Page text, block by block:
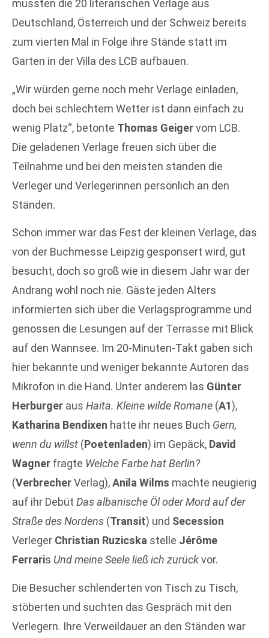
mussten die 20 literarischen Verlage aus
Deutschland, Österreich und der Schweiz bereits
zum vierten Mal in Folge ihre Stände statt im
Garten in der Villa des LCB aufbauen.
„Wir würden gerne noch mehr Verlage einladen,
doch bei schlechtem Wetter ist dann einfach zu
wenig Platz“, betonte Thomas Geigervom LCB.
Die geladenen Verlage freuen sich über die
Teilnahme und bei den meisten standen die
Verleger und Verlegerinnen persönlich an den
Ständen.
Schon immer war das Fest der kleinen Verlage, das
von der Buchmesse Leipzig gesponsert wird, gut
besucht, doch so groß wie in diesem Jahr war der
Andrang wohl noch nie. Gäste jeden Alters
informierten sich über die Verlagsprogramme und
genossen die Lesungen auf der Terrasse mit Blick
auf den Wannsee. Im 20-Minuten-Takt gaben sich
hier bekannte und weniger bekannte Autoren das
Mikrofon in die Hand. Unter anderem las Günter
Herburger aus Haita. Kleine wilde Romane (A1),
Katharina Bendixen hatte ihr neues Buch Gern,
wenn du willst (Poetenladen) im Gepäck, David
Wagner fragte Welche Farbe hat Berlin?
(VerbrecherVerlag),Anila Wilms machte neugierig
auf ihr Debüt Das albanische Öl oder Mord auf der
Straße des Nordens (Transit) und Secession
Verleger Christian Ruzicska stelle Jérôme
Ferraris Und meine Seele ließ ich zurückvor.
Die Besucher schlenderten von Tisch zu Tisch,
stöberten und suchten das Gespräch mit den
Verlegern. Ihre Verweildauer an den Ständen war